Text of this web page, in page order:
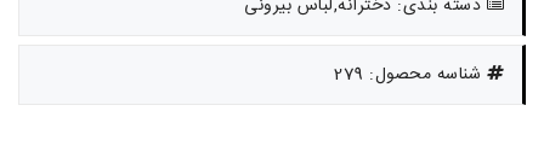
دسته بندی: دخترانه,لباس بیرونی
شناسه محصول: 279